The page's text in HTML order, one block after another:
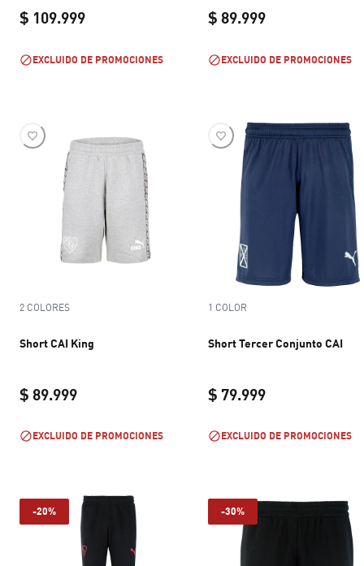
$ 109.999
current price $ 109.999
EXCLUIDO DE PROMOCIONES
$ 89.999
EXCLUIDO DE PROMOCIONES
2 COLORES
Short CAI King
$ 89.999
EXCLUIDO DE PROMOCIONES
1 COLOR
Short Tercer Conjunto CAI
$ 79.999
EXCLUIDO DE PROMOCIONES
-20% -30%